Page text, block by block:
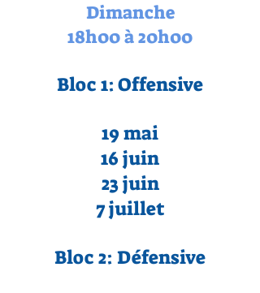
Dimanche
18h00 à 20h00
Bloc 1: Offensive
19 mai
16 juin
23 juin
7 juillet
Bloc 2: Défensive